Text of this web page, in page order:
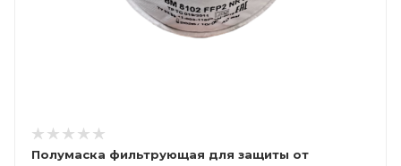
Полумаска фильтрующая для защиты от